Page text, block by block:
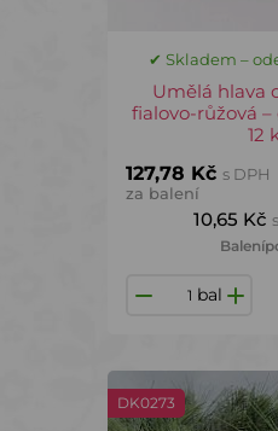
✔ Skladem –
Umělá hlava
fialovo-růžová –
12
127,78 Kč s DPH
za balení
10,65 Kč
Balení
bal
DK0273